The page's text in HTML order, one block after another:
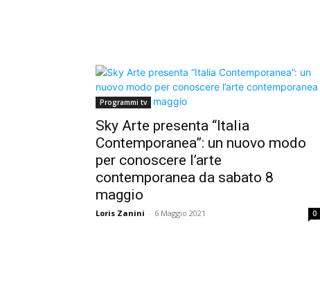
Programmi tv
Sky Arte presenta “Italia
Contemporanea”: un nuovo modo
per conoscere l’arte
contemporanea da sabato 8
maggio
Loris Zanini - 6 Maggio 2021 0